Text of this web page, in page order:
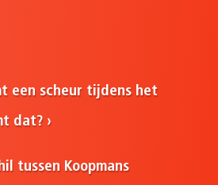
een scheur tijdens het
dat?
tussen Koopmans